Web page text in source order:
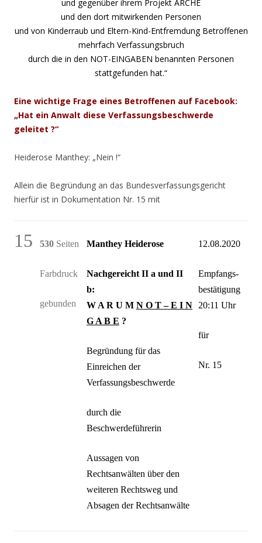
und gegenüber ihrem Projekt ARCHE
und den dort mitwirkenden Personen
und von Kinderraub und Eltern-Kind-Entfremdung Betroffenen
mehrfach Verfassungsbruch
durch die in den NOT-EINGABEN benannten Personen
stattgefunden hat.“
Eine wichtige Frage eines Betroffenen auf Facebook:
„Hat ein Anwalt diese Verfassungsbeschwerde
geleitet ?“
Heiderose Manthey: „Nein !“
Allein die Begründung an das Bundesverfassungsgericht
hierfür ist in Dokumentation Nr. 15 mit
15 530 Seiten
Farbdruck
gebunden
Manthey Heiderose
Nachgereicht II a und II
b:
W A R U M N O T – E I N
G A B E ?
Begründung für das
Einreichen der
Verfassungsbeschwerde
durch die
Beschwerdeführerin
Aussagen von
Rechtsanwälten über den
weiteren Rechtsweg und
Absagen der Rechtsanwälte
12.08.2020
Empfangs­
bestätigung
20:11 Uhr
für
Nr. 15